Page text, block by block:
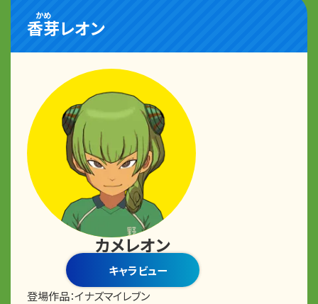
香芽
かめ
レオン
カメレオン
キャラビュー
登場作品：イナズマイレブン